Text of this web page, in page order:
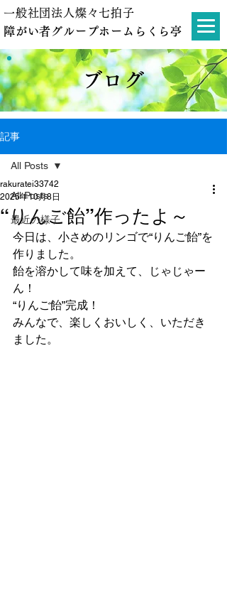
一般社団法人燦々七拍子
障がい者グループホームらくら亭
ブログ
記事
All Posts
最近の様子
All Posts
“りんご飴”作ったよ～
rakuratei33742
2025年10月8日
今日は、小さめのリンゴで“りんご飴”を
作りました。
飴を溶かして味を加えて、じゃじゃー
ん！
“りんご飴”完成！
みんなで、楽しくおいしく、いただき
ました。